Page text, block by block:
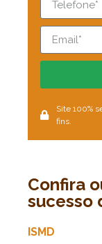
Site 100%
fins.
Confira
sucesso
ISMD